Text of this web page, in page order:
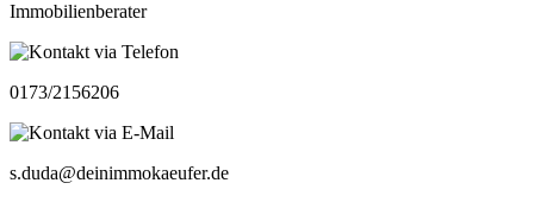
Immobilienberater
0173/2156206
s.duda@deinimmokaeufer.de